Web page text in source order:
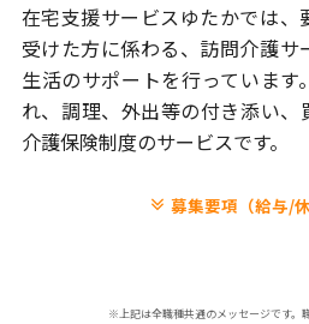
在宅支援サービスゆたかでは、
受けた方に係わる、訪問介護サ
生活のサポートを行っています。
れ、調理、外出等の付き添い、
介護保険制度のサービスです。
募集要項（給与/
※上記は全職種共通のメッセージです。